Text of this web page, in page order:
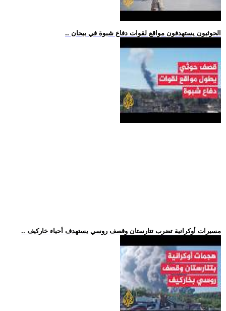
.. الحوثيون يستهدفون مواقع لقوات دفاع شبوة في بيحان
.. مسيرات أوكرانية تضرب تتارستان وقصف روسي يستهدف أحياء خاركيف